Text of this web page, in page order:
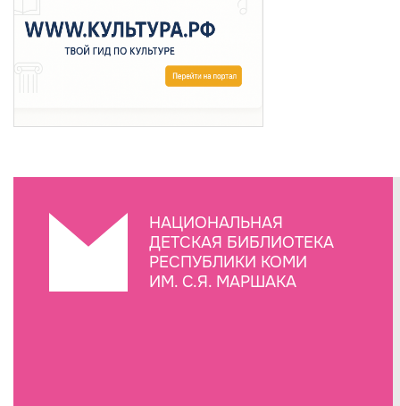
НАЦИОНАЛЬНАЯ
ДЕТСКАЯ БИБЛИОТЕКА
РЕСПУБЛИКИ КОМИ
ИМ. С.Я. МАРШАКА